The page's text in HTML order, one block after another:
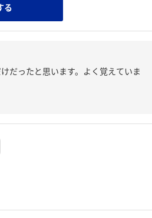
る
だったと思います。よく覚えていま